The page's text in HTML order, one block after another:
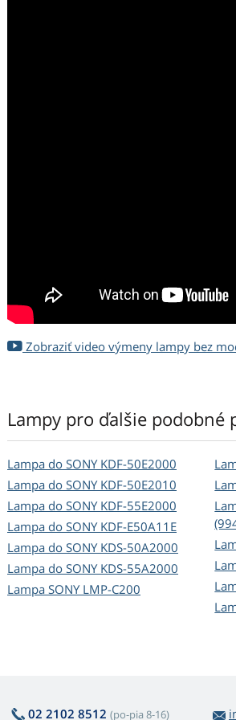
Zobraziť video výmeny lampy bez
Lampy pro ďalšie podobné
Lampa do SONY KDF-50E2000
Lampa do SONY KDF-50E2010
Lampa do SONY KDF-55E2000
Lampa do SONY KDF-E50A11E
Lampa do SONY KDS-50A2000
Lampa do SONY KDS-55A2000
Lampa SONY LMP-C200
02 2102 8512 (po-pia 8-16)